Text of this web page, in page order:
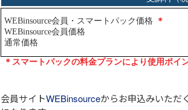
会員サイトWEBinsourceからお申込みいただく